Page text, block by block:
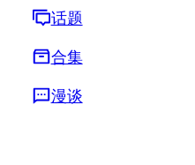
话题
合集
漫谈